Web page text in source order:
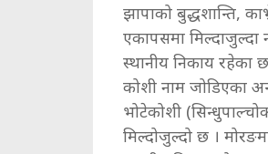
झापाको बुद्धशान्ति,
एकापसमा मिल्दाजुल्दा
स्थानीय निकाय रहेका
कोशी नाम जोडिएका
भोटेकोशी
मिल्दोजुल्दो छ ।